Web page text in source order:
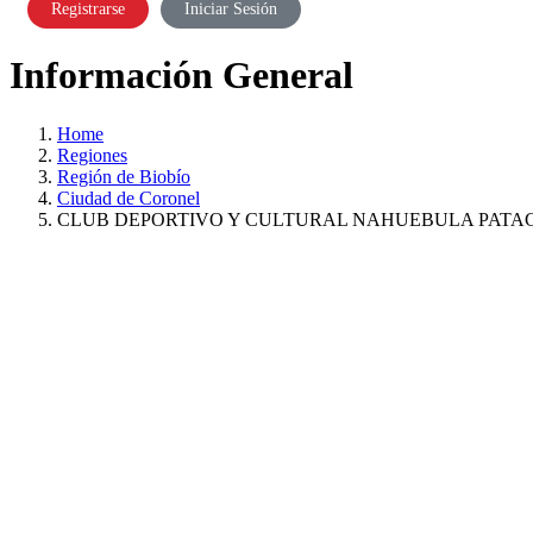
Registrarse Iniciar Sesión
Información General
Home
Regiones
Región de Biobío
Ciudad de Coronel
CLUB DEPORTIVO Y CULTURAL NAHUEBULA